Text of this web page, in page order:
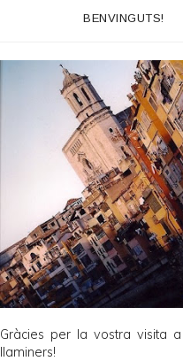
BENVINGUTS!
Gràcies per la vostra visita a
llaminers!